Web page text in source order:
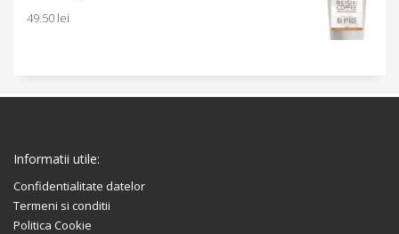
49.50 lei
Informatii utile:
Confidentialitate datelor
Termeni si conditii
Politica Cookie